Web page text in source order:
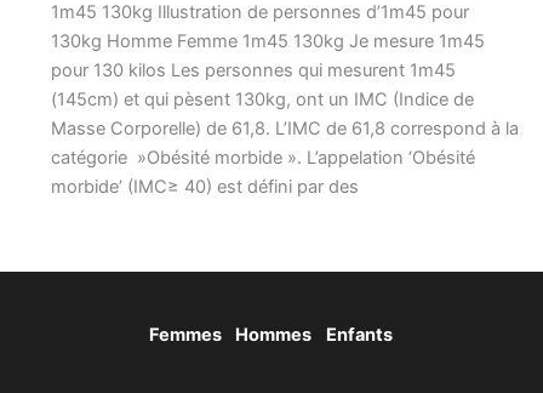
1m45 130kg Illustration de personnes d’1m45 pour
130kg Homme Femme 1m45 130kg Je mesure 1m45
pour 130 kilos Les personnes qui mesurent 1m45
(145cm) et qui pèsent 130kg, ont un IMC (Indice de
Masse Corporelle) de 61,8. L’IMC de 61,8 correspond à la
catégorie »Obésité morbide ». L’appelation ‘Obésité
morbide’ (IMC≥ 40) est défini par des
Femmes Hommes Enfants